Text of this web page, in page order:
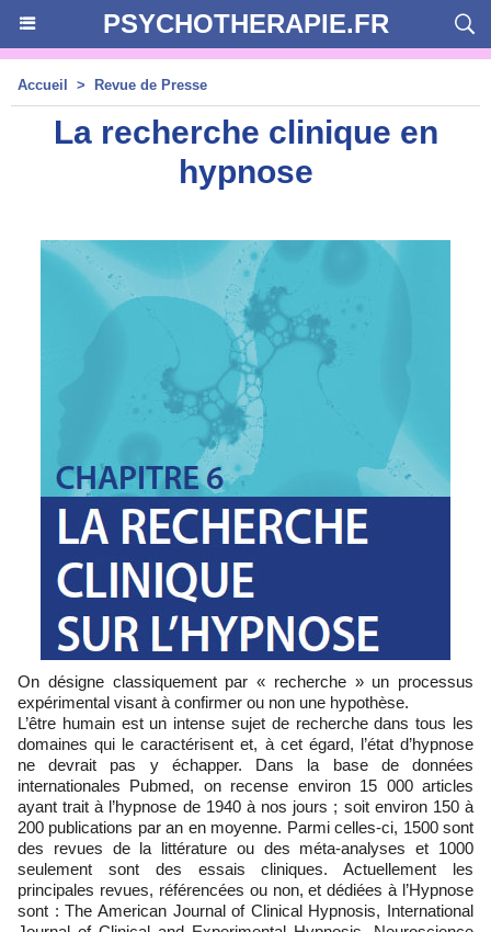
PSYCHOTHERAPIE.FR
Accueil > Revue de Presse
La recherche clinique en
hypnose
On désigne classiquement par « recherche » un processus
expérimental visant à confirmer ou non une hypothèse.
L’être humain est un intense sujet de recherche dans tous les
domaines qui le caractérisent et, à cet égard, l’état d’hypnose
ne devrait pas y échapper. Dans la base de données
internationales Pubmed, on recense environ 15 000 articles
ayant trait à l’hypnose de 1940 à nos jours ; soit environ 150 à
200 publications par an en moyenne. Parmi celles-ci, 1500 sont
des revues de la littérature ou des méta-analyses et 1000
seulement sont des essais cliniques. Actuellement les
principales revues, référencées ou non, et dédiées à l’Hypnose
sont : The American Journal of Clinical Hypnosis, International